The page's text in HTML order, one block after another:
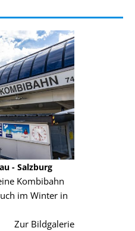
- Salzburg
Kombibahn
im Winter in
Zur Bildgalerie